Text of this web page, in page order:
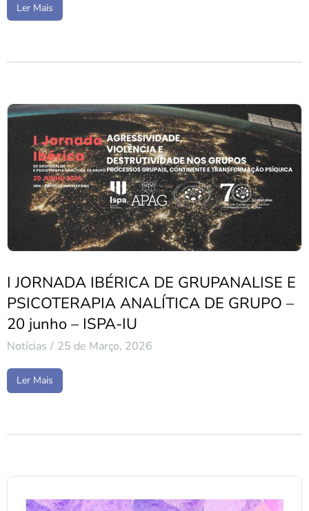
Ler Mais
I JORNADA IBÉRICA DE GRUPANALISE E
PSICOTERAPIA ANALÍTICA DE GRUPO –
20 junho – ISPA-IU
Notícias 25 de Março, 2026
Ler Mais